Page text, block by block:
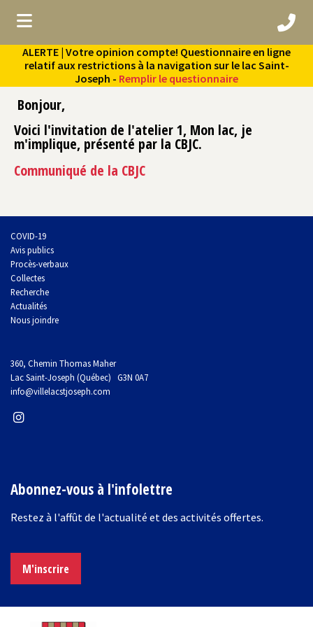
(Vie municipale )
(Services aux citoyens )
(Culture et loisirs )
(Environnement )
ALERTE | Votre opinion compte! Questionnaire en ligne
relatif aux restrictions à la navigation sur le lac Saint-
Joseph - Remplir le questionnaire
Bonjour,
Voici l'invitation de l'atelier 1, Mon lac, je
m'implique, présenté par la CBJC.
Communiqué de la CBJC
COVID-19
Avis publics
Procès-verbaux
Collectes
Recherche
Actualités
Nous joindre
360, Chemin Thomas Maher
Lac Saint-Joseph (Québec) G3N 0A7
info@villelacstjoseph.com
Abonnez-vous à l'infolettre
Restez à l'affût de l'actualité et des activités offertes.
M'inscrire